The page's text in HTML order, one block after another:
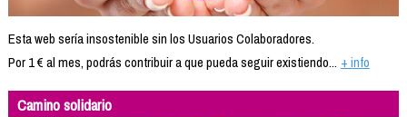
Esta web sería insostenible sin los Usuarios Colaboradores.
Por 1 € al mes, podrás contribuir a que pueda seguir existiendo... + info
Camino solidario